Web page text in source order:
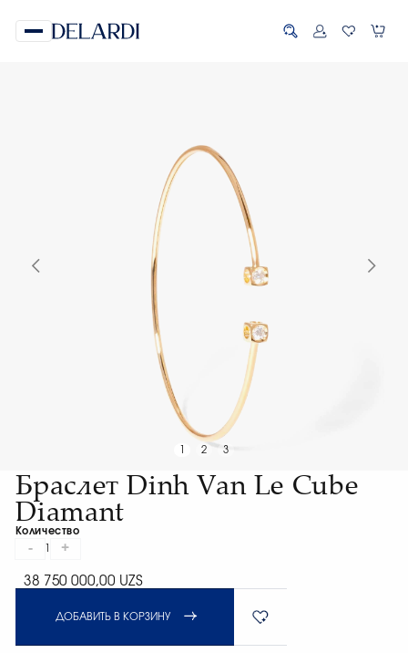
2 3
Браслет Dinh Van Le Cube
Diamant
Количество
- +
38 750 000,00 UZS
ДОБАВИТЬ В КОРЗИНУ